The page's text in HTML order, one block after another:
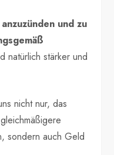
und zu
natürlich stärker und
nicht nur, das
sondern auch Geld